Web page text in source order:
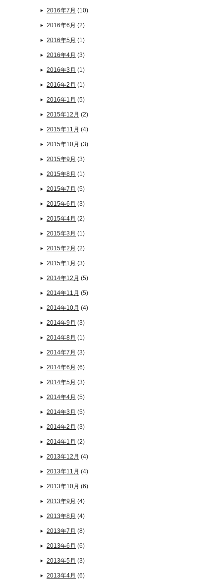
2016年7月 (10)
2016年6月 (2)
2016年5月 (1)
2016年4月 (3)
2016年3月 (1)
2016年2月 (1)
2016年1月 (5)
2015年12月 (2)
2015年11月 (4)
2015年10月 (3)
2015年9月 (3)
2015年8月 (1)
2015年7月 (5)
2015年6月 (3)
2015年4月 (2)
2015年3月 (1)
2015年2月 (2)
2015年1月 (3)
2014年12月 (5)
2014年11月 (5)
2014年10月 (4)
2014年9月 (3)
2014年8月 (1)
2014年7月 (3)
2014年6月 (6)
2014年5月 (3)
2014年4月 (5)
2014年3月 (5)
2014年2月 (3)
2014年1月 (2)
2013年12月 (4)
2013年11月 (4)
2013年10月 (6)
2013年9月 (4)
2013年8月 (4)
2013年7月 (8)
2013年6月 (6)
2013年5月 (3)
2013年4月 (6)